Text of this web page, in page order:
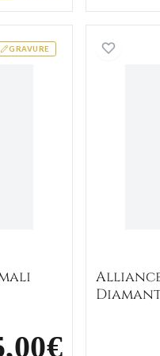
GRAVURE
Blanc Bemali Diamant